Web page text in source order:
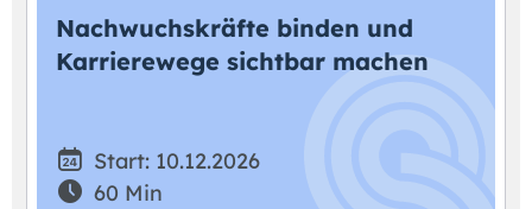
Nachwuchskräfte binden und
Karrierewege sichtbar machen
Start: 10.12.2026
60 Min